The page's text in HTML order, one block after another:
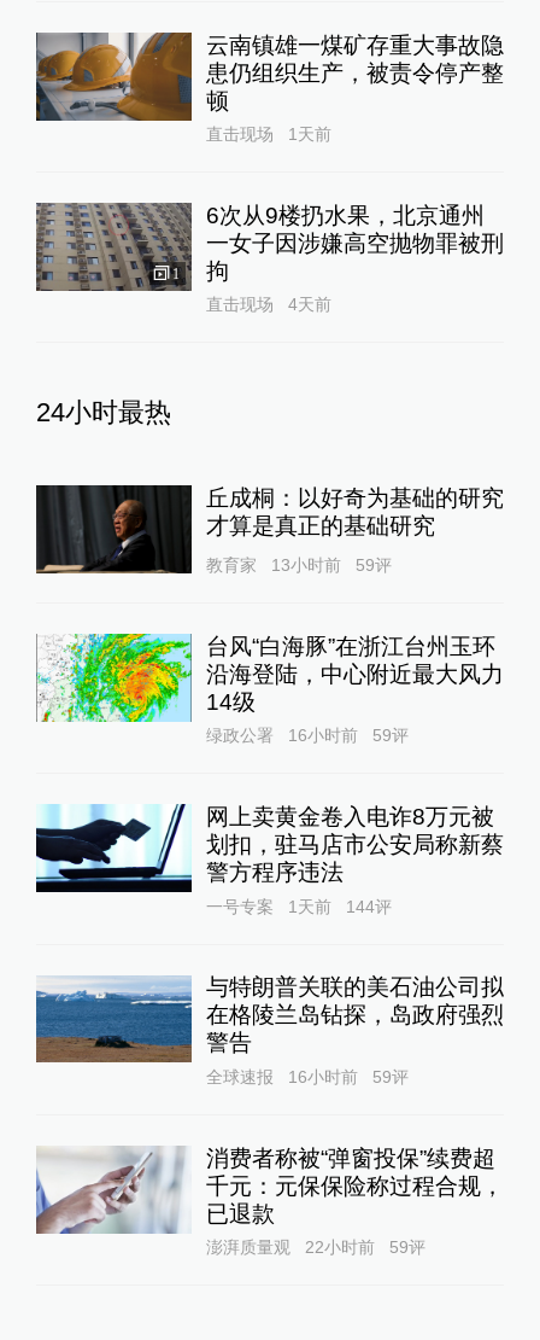
云南镇雄一煤矿存重大事故隐
患仍组织生产，被责令停产整
顿
直击现场 1天前
1
6次从9楼扔水果，北京通州
一女子因涉嫌高空抛物罪被刑
拘
直击现场 4天前
24小时最热
丘成桐：以好奇为基础的研究
才算是真正的基础研究
教育家 13小时前 59评
台风“白海豚”在浙江台州玉环
沿海登陆，中心附近最大风力
14级
绿政公署 16小时前 59评
网上卖黄金卷入电诈8万元被
划扣，驻马店市公安局称新蔡
警方程序违法
一号专案 1天前 144评
与特朗普关联的美石油公司拟
在格陵兰岛钻探，岛政府强烈
警告
全球速报 16小时前 59评
消费者称被“弹窗投保”续费超
千元：元保保险称过程合规，
已退款
澎湃质量观 22小时前 59评